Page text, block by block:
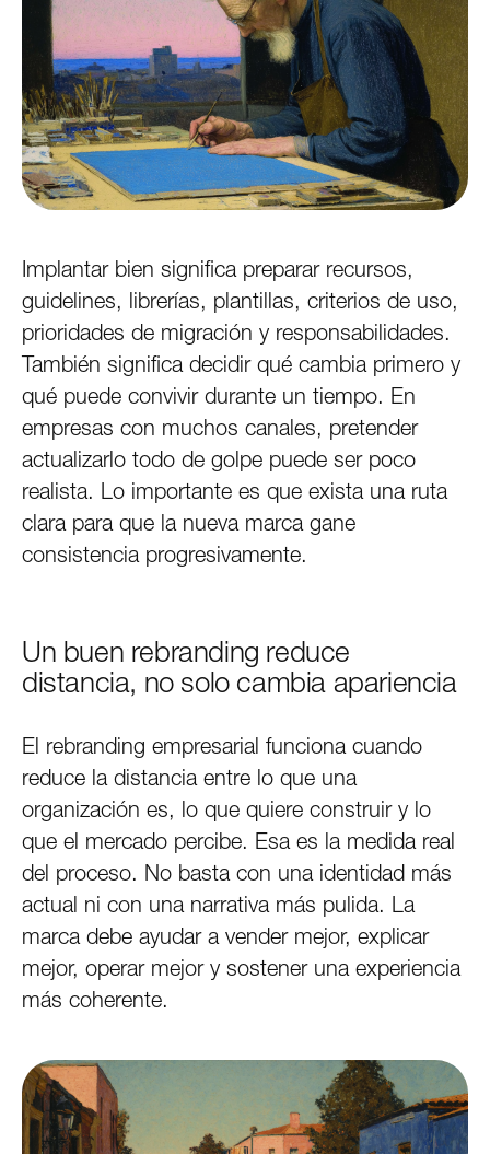
Implantar bien significa preparar recursos,
guidelines, librerías, plantillas, criterios de uso,
prioridades de migración y responsabilidades.
También significa decidir qué cambia primero y
qué puede convivir durante un tiempo. En
empresas con muchos canales, pretender
actualizarlo todo de golpe puede ser poco
realista. Lo importante es que exista una ruta
clara para que la nueva marca gane
consistencia progresivamente.
Un buen rebranding reduce
distancia, no solo cambia apariencia
El rebranding empresarial funciona cuando
reduce la distancia entre lo que una
organización es, lo que quiere construir y lo
que el mercado percibe. Esa es la medida real
del proceso. No basta con una identidad más
actual ni con una narrativa más pulida. La
marca debe ayudar a vender mejor, explicar
mejor, operar mejor y sostener una experiencia
más coherente.